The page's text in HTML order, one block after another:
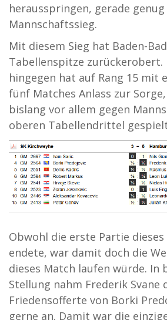
herausspringen, gerade
Mannschaftssieg.
Mit diesem Sieg hat Baden-
Tabellenspitze zurückerobert.
hingegen hat auf Rang 15 mit
fünf Matches Anlass zur
bislang vor allem gegen
oberen Tabellendrittel
Obwohl die erste Partie
endete, war damit doch die
dieses Match laufen würde. In
Stellung nahm Frederik Svane
Friedensofferte von Borki
gerne an. Damit war die